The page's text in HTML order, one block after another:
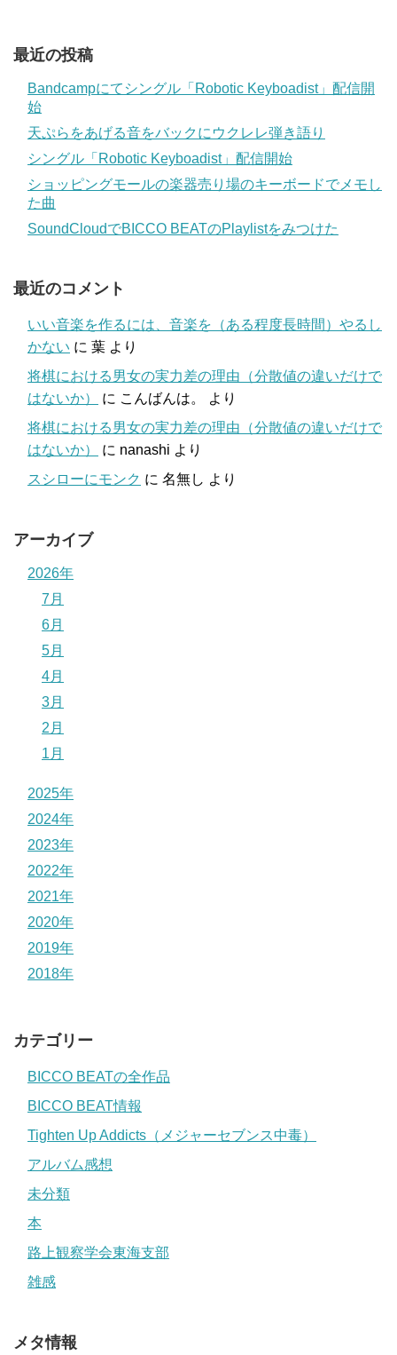
最近の投稿
Bandcampにてシングル「Robotic Keyboadist」配信開
始
天ぷらをあげる音をバックにウクレレ弾き語り
シングル「Robotic Keyboadist」配信開始
ショッピングモールの楽器売り場のキーボードでメモし
た曲
SoundCloudでBICCO BEATのPlaylistをみつけた
最近のコメント
いい音楽を作るには、音楽を（ある程度長時間）やるし
かない に 葉 より
将棋における男女の実力差の理由（分散値の違いだけで
はないか）
に こんばんは。
より
将棋における男女の実力差の理由（分散値の違いだけで
はないか）
に nanashi より
スシローにモンク に 名無し より
アーカイブ
2026年
7月
6月
5月
4月
3月
2月
1月
2025年
2024年
2023年
2022年
2021年
2020年
2019年
2018年
カテゴリー
BICCO BEATの全作品
BICCO BEAT情報
Tighten Up Addicts（メジャーセブンス中毒）
アルバム感想
未分類
本
路上観察学会東海支部
雑感
メタ情報